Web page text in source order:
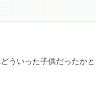
ういった子供だったかと